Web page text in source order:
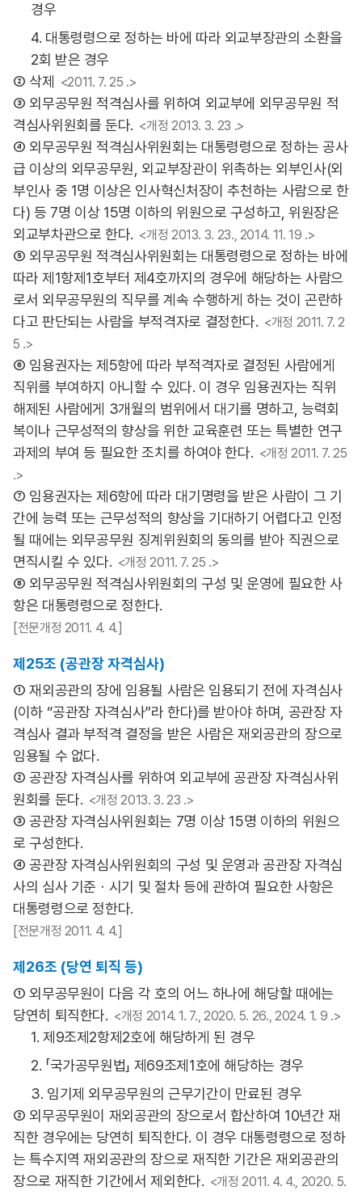
경우
4. 대통령령으로 정하는 바에 따라 외교부장관의 소환을
2회 받은 경우
② 삭제
<2011. 7. 25 .>
③ 외무공무원 적격심사를 위하여 외교부에 외무공무원 적
격심사위원회를 둔다. <개정 2013. 3. 23 .>
④ 외무공무원 적격심사위원회는 대통령령으로 정하는 공사
급 이상의 외무공무원, 외교부장관이 위촉하는 외부인사(외
부인사 중 1명 이상은 인사혁신처장이 추천하는 사람으로 한
다) 등 7명 이상 15명 이하의 위원으로 구성하고, 위원장은
외교부차관으로 한다. <개정 2013. 3. 23., 2014. 11. 19 .>
⑤ 외무공무원 적격심사위원회는 대통령령으로 정하는 바에
따라 제1항제1호부터 제4호까지의 경우에 해당하는 사람으
로서 외무공무원의 직무를 계속 수행하게 하는 것이 곤란하
다고 판단되는 사람을 부적격자로 결정한다. <개정 2011. 7. 2
5 .>
⑥ 임용권자는 제5항에 따라 부적격자로 결정된 사람에게
직위를 부여하지 아니할 수 있다. 이 경우 임용권자는 직위
해제된 사람에게 3개월의 범위에서 대기를 명하고, 능력회
복이나 근무성적의 향상을 위한 교육훈련 또는 특별한 연구
과제의 부여 등 필요한 조치를 하여야 한다. <개정 2011. 7. 25
.>
⑦ 임용권자는 제6항에 따라 대기명령을 받은 사람이 그 기
간에 능력 또는 근무성적의 향상을 기대하기 어렵다고 인정
될 때에는 외무공무원 징계위원회의 동의를 받아 직권으로
면직시킬 수 있다. <개정 2011. 7. 25 .>
⑧ 외무공무원 적격심사위원회의 구성 및 운영에 필요한 사
항은 대통령령으로 정한다.
[전문개정 2011. 4. 4.]
제25조 (공관장 자격심사)
① 재외공관의 장에 임용될 사람은 임용되기 전에 자격심사
(이하 “공관장 자격심사”라 한다)를 받아야 하며, 공관장 자
격심사 결과 부적격 결정을 받은 사람은 재외공관의 장으로
임용될 수 없다.
② 공관장 자격심사를 위하여 외교부에 공관장 자격심사위
원회를 둔다. <개정 2013. 3. 23 .>
③ 공관장 자격심사위원회는 7명 이상 15명 이하의 위원으
로 구성한다.
④ 공관장 자격심사위원회의 구성 및 운영과 공관장 자격심
사의 심사 기준ㆍ시기 및 절차 등에 관하여 필요한 사항은
대통령령으로 정한다.
[전문개정 2011. 4. 4.]
제26조 (당연 퇴직 등)
① 외무공무원이 다음 각 호의 어느 하나에 해당할 때에는
당연히 퇴직한다. <개정 2014. 1. 7., 2020. 5. 26., 2024. 1. 9 .>
1. 제9조제2항제2호에 해당하게 된 경우
2. 「국가공무원법」 제69조제1호에 해당하는 경우
3. 임기제 외무공무원의 근무기간이 만료된 경우
② 외무공무원이 재외공관의 장으로서 합산하여 10년간 재
직한 경우에는 당연히 퇴직한다. 이 경우 대통령령으로 정하
는 특수지역 재외공관의 장으로 재직한 기간은 재외공관의
장으로 재직한 기간에서 제외한다. <개정 2011. 4. 4., 2020. 5.